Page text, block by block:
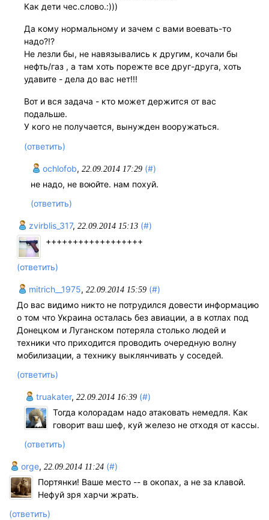
Как дети чес.слово.:)))
Да кому нормальному и зачем с вами воевать-то
надо?!?
Не лезли бы, не навязывались к другим, кочали бы
нефть/газ , а там хоть порежте все друг-друга, хоть
удавите - дела до вас нет!!!
Вот и вся задача - кто может держится от вас
подальше.
У кого не получается, вынужден вооружаться.
(ответить)
ochlofob,22.09.2014 17:29 (#)
не надо, не воюйте. нам похуй.
(ответить)
zvirblis_317, 22.09.2014 15:13 (#)
++++++++++++++++++
(ответить)
mitrich__1975, 22.09.2014 15:59 (#)
До вас видимо никто не потрудился довести информацию
о том что Украина осталась без авиации, а в котлах под
Донецком и Луганском потеряла столько людей и
техники что приходится проводить очередную волну
мобилизации, а технику выклянчивать у соседей.
(ответить)
truakater, 22.09.2014 16:39 (#)
Тогда колорадам надо атаковать немедля. Как
говорит ваш шеф, куй железо не отходя от кассы.
(ответить)
orge, 22.09.2014 11:24 (#)
Портянки! Ваше место -- в окопах, а не за клавой.
Нефуй зря харчи жрать.
(ответить)